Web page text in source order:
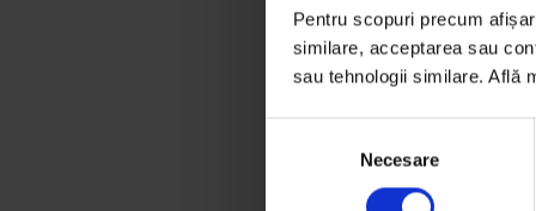
Pentru scopuri precum
similare, acceptarea sau
sau tehnologii similare. Află
consimțământului
Necesare
fose septice
(6 produse)
Trambuline
(3 produse)
stradal
IP67